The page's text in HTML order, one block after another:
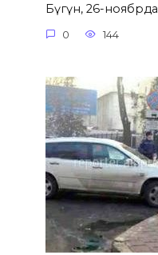
Бүгүн, 26-ноябрда
0 144